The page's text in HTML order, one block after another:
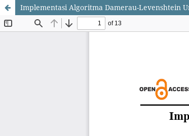
Implementasi Algoritma Damerau-Levenshtein